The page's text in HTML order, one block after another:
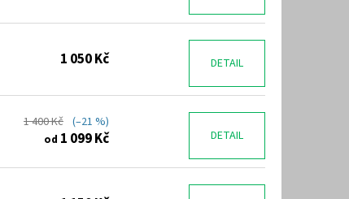
1 050 Kč DETAIL
1 400 Kč (–21 %)
od 1 099 Kč DETAIL